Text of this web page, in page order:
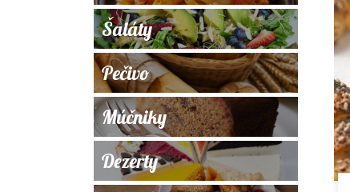
Šaláty
Pečivo
Múčniky
Dezerty